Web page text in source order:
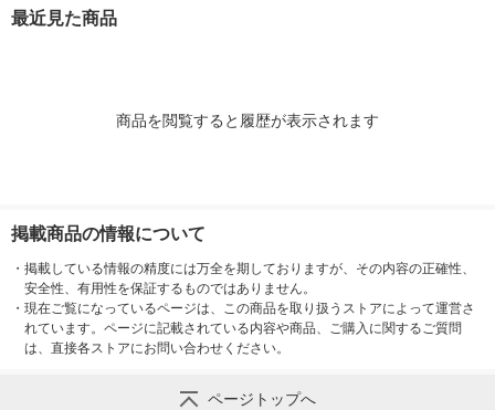
料) 時短 大塚食品
最近見た商品
商品を閲覧すると履歴が表示されます
掲載商品の情報について
・ 掲載している情報の精度には万全を期しておりますが、その内容の正確性、
安全性、有用性を保証するものではありません。
・ 現在ご覧になっているページは、この商品を取り扱うストアによって運営さ
れています。ページに記載されている内容や商品、ご購入に関するご質問
は、直接各ストアにお問い合わせください。
ページトップへ